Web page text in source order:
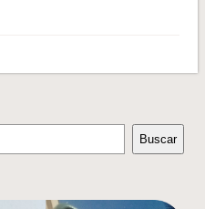
Buscar